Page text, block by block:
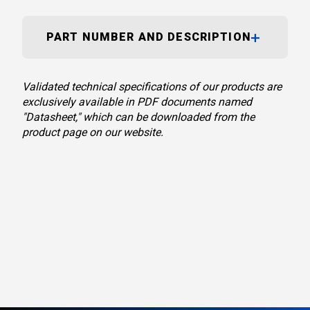
PART NUMBER AND DESCRIPTION
Validated technical specifications of our products are
exclusively available in PDF documents named
"Datasheet," which can be downloaded from the
product page on our website.